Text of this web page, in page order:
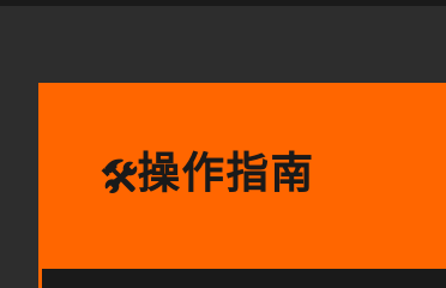
🛠️操作指南